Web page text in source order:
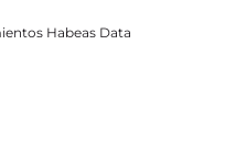
Habeas Data